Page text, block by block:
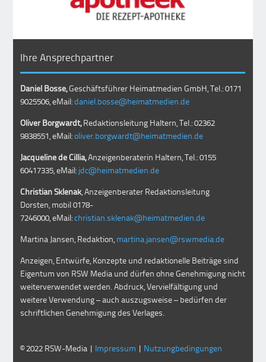
Ihre Ansprechpartner
Daniel Bosse,Geschäftsführer Heimatmedien GmbH, Tel.: 0171
9025506, eMail:daniel.bosse@heimatmedien.de
Oliver Borgwardt,Redaktionsleitung Haltern, Tel.: 02362
9838551, eMail:oliver.borgwardt@heimatmedien.de
Jacqueline de Cillia,Anzeigenberaterin Haltern, Tel.: 0155
60417335, eMail: jdc@heimatmedien.de
Christian Sklenak, Anzeigenberater Redaktionsleitung
Dorsten, mobil0178-
7246000, eMail:christian.sklenak@heimatmedien.de
Martina Jansen, Redaktion, martina.jansen@rswmedia.de
Anzeigen, Entwürfe, Konzepte und redaktionelle Beiträge sind
Eigentum von RSW Media und dürfen ohne Genehmigung nicht
weiterverwendet werden. Abdruck, Vervielfältigung und
weitere Verwendung – auch auszugsweise – bedürfen der
schriftlichen Genehmigung des Verlages.
© 2022 RSW-Media | Impressum | Nutzungbedingungen